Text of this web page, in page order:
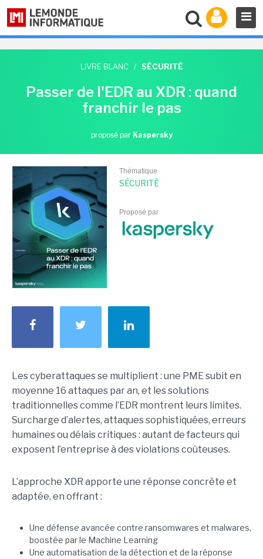
LIVRE BLANC / SÉCURITÉ
Passer de l'EDR au XDR : quand
franchir le pas
proposé par Kaspersky
Thématique
SÉCURITÉ
Proposé par
Les cyberattaques se multiplient : une PME subit en
moyenne 16 attaques par an, et les solutions
traditionnelles comme l’EDR montrent leurs limites.
Surcharge d’alertes, attaques sophistiquées, erreurs
humaines ou délais critiques : autant de facteurs qui
exposent l’entreprise à des violations coûteuses.
L’approche XDR apporte une réponse concrète et
adaptée, en offrant :
Une défense avancée contre ransomwares et malwares,
boostée par le Machine Learning
Une automatisation de la détection et de la réponse